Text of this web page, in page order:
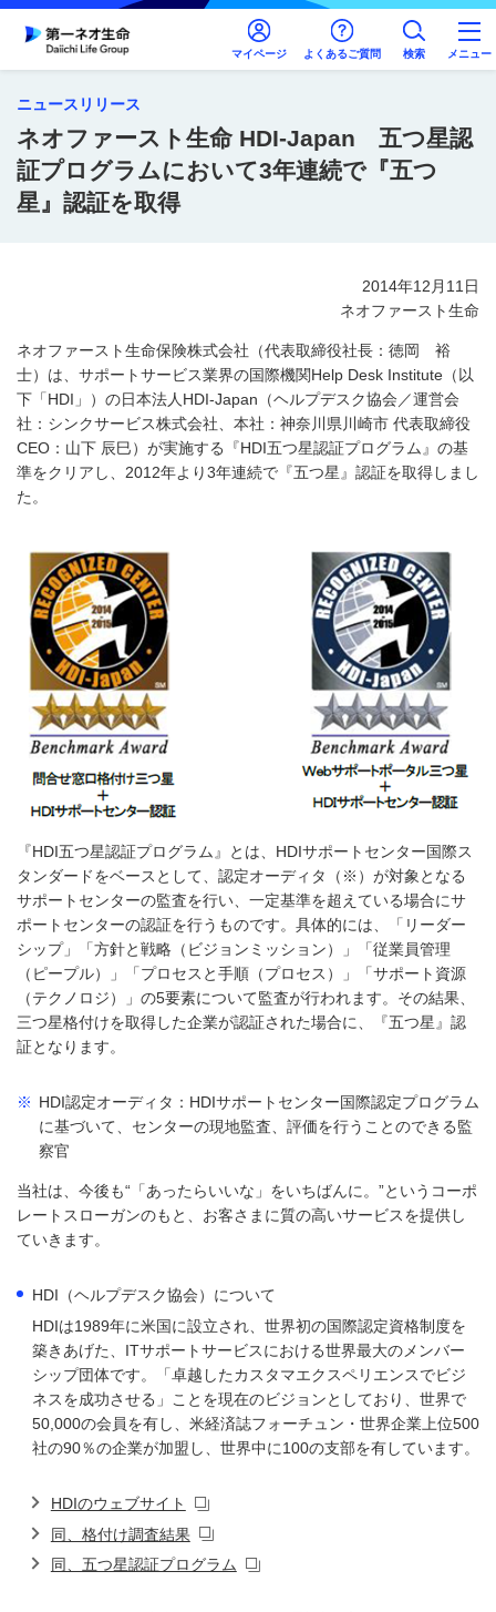
マイページ よくあるご質問 検索 メニュー
ニュースリリース
ネオファースト生命 HDI-Japan 五つ星認
証プログラムにおいて3年連続で『五つ
星』認証を取得
2014年12月11日
ネオファースト生命
ネオファースト生命保険株式会社（代表取締役社長：徳岡 裕
士）は、サポートサービス業界の国際機関Help Desk Institute（以
下「HDI」）の日本法人HDI-Japan（ヘルプデスク協会／運営会
社：シンクサービス株式会社、本社：神奈川県川崎市 代表取締役
CEO：山下 辰巳）が実施する『HDI五つ星認証プログラム』の基
準をクリアし、2012年より3年連続で『五つ星』認証を取得しまし
た。
『HDI五つ星認証プログラム』とは、HDIサポートセンター国際ス
タンダードをベースとして、認定オーディタ（※）が対象となる
サポートセンターの監査を行い、一定基準を超えている場合にサ
ポートセンターの認証を行うものです。具体的には、「リーダー
シップ」「方針と戦略（ビジョンミッション）」「従業員管理
（ピープル）」「プロセスと手順（プロセス）」「サポート資源
（テクノロジ）」の5要素について監査が行われます。その結果、
三つ星格付けを取得した企業が認証された場合に、『五つ星』認
証となります。
※ HDI認定オーディタ：HDIサポートセンター国際認定プログラム
に基づいて、センターの現地監査、評価を行うことのできる監
察官
当社は、今後も“「あったらいいな」をいちばんに。”というコーポ
レートスローガンのもと、お客さまに質の高いサービスを提供し
ていきます。
HDI（ヘルプデスク協会）について
HDIは1989年に米国に設立され、世界初の国際認定資格制度を
築きあげた、ITサポートサービスにおける世界最大のメンバー
シップ団体です。「卓越したカスタマエクスペリエンスでビジ
ネスを成功させる」ことを現在のビジョンとしており、世界で
50,000の会員を有し、米経済誌フォーチュン・世界企業上位500
社の90％の企業が加盟し、世界中に100の支部を有しています。
HDIのウェブサイト
同、格付け調査結果
同、五つ星認証プログラム